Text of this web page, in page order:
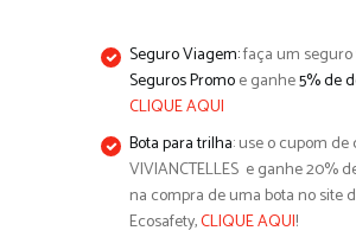
Seguro Viagem:faça um
Seguros Promoe ganhe5% de
CLIQUE AQUI
Bota para trilha: use o cupom
VIVIANCTELLES e ganhe 20%
na compra de uma bota no site
Ecosafety,CLIQUE AQUI!